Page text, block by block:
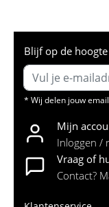
Blijf op de
* Wij delen jouw
Mijn
Inloggen /
Vraag of
Contact?